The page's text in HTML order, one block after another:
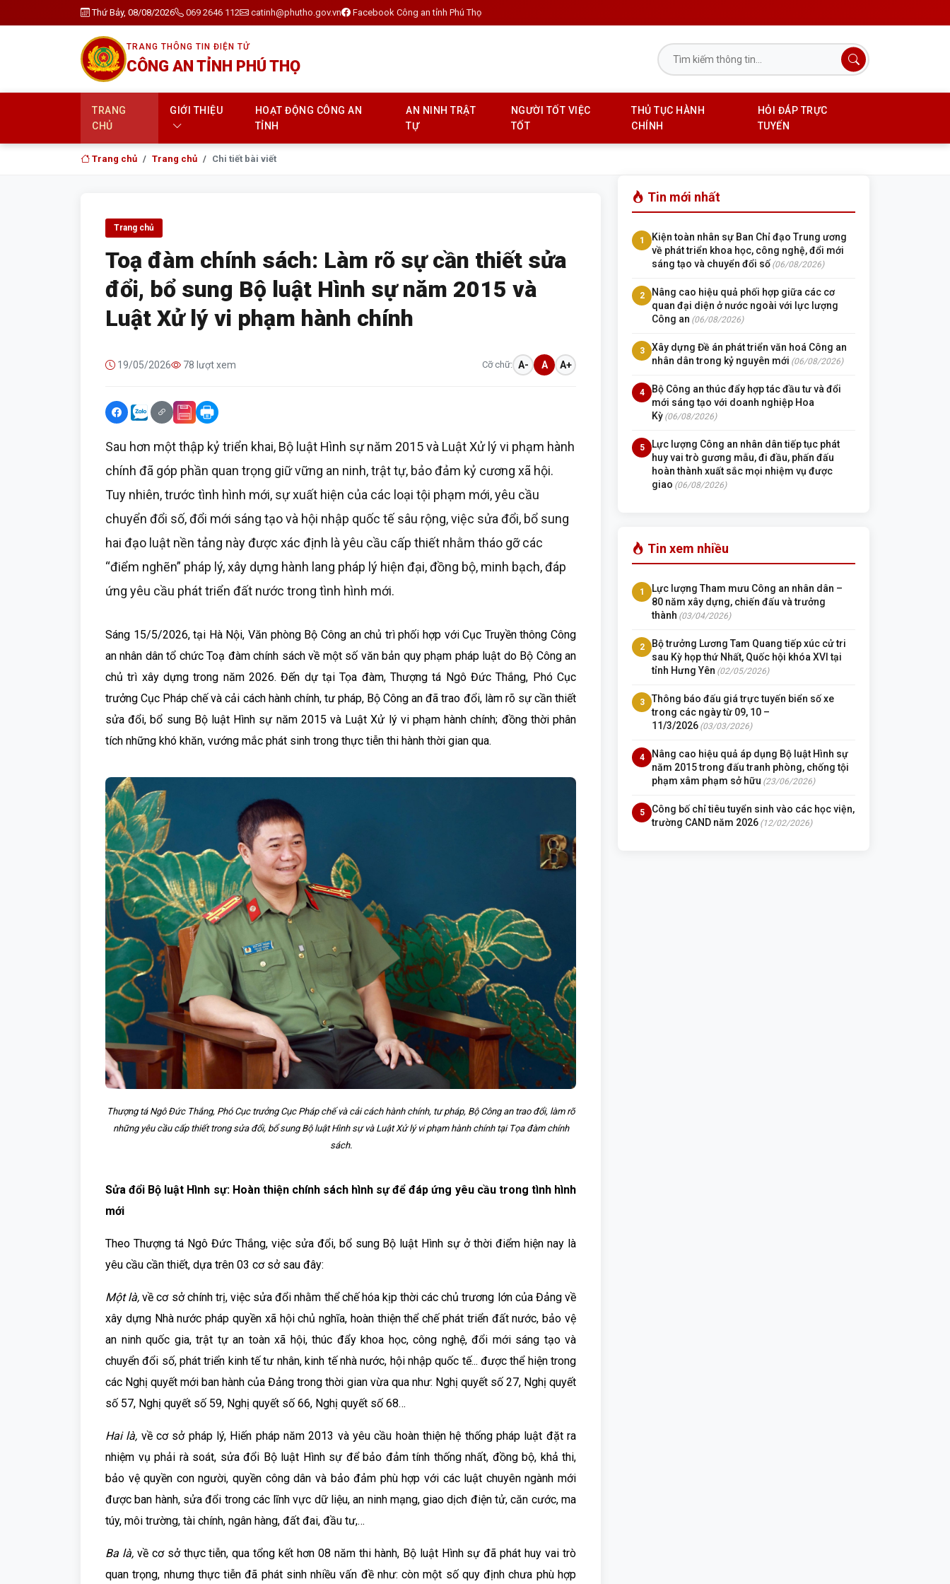
Thứ Bảy, 08/08/2026 069 2646 112 catinh@phutho.gov.vn Facebook Công an tỉnh Phú Thọ
TRANG THÔNG TIN ĐIỆN TỬ
CÔNG AN TỈNH PHÚ THỌ
TRANG
CHỦ
GIỚI THIỆU
HOẠT ĐỘNG CÔNG AN
TỈNH
AN NINH TRẬT
TỰ
NGƯỜI TỐT VIỆC
TỐT
THỦ TỤC HÀNH
CHÍNH
HỎI ĐÁP TRỰC
TUYẾN
Trang chủ Trang chủ Chi tiết bài viết
Trang chủ
Toạ đàm chính sách: Làm rõ sự cần thiết sửa
đổi, bổ sung Bộ luật Hình sự năm 2015 và
Luật Xử lý vi phạm hành chính
19/05/2026 78 lượt xem Cỡ chữ: A- A A+
Sau hơn một thập kỷ triển khai, Bộ luật Hình sự năm 2015 và Luật Xử lý vi phạm hành
chính đã góp phần quan trọng giữ vững an ninh, trật tự, bảo đảm kỷ cương xã hội.
Tuy nhiên, trước tình hình mới, sự xuất hiện của các loại tội phạm mới, yêu cầu
chuyển đổi số, đổi mới sáng tạo và hội nhập quốc tế sâu rộng, việc sửa đổi, bổ sung
hai đạo luật nền tảng này được xác định là yêu cầu cấp thiết nhằm tháo gỡ các
“điểm nghẽn” pháp lý, xây dựng hành lang pháp lý hiện đại, đồng bộ, minh bạch, đáp
ứng yêu cầu phát triển đất nước trong tình hình mới.
Sáng 15/5/2026, tại Hà Nội, Văn phòng Bộ Công an chủ trì phối hợp với Cục Truyền thông Công
an nhân dân tổ chức Toạ đàm chính sách về một số văn bản quy phạm pháp luật do Bộ Công an
chủ trì xây dựng trong năm 2026. Đến dự tại Tọa đàm, Thượng tá Ngô Đức Thắng, Phó Cục
trưởng Cục Pháp chế và cải cách hành chính, tư pháp, Bộ Công an đã trao đổi, làm rõ sự cần thiết
sửa đổi, bổ sung Bộ luật Hình sự năm 2015 và Luật Xử lý vi phạm hành chính; đồng thời phân
tích những khó khăn, vướng mắc phát sinh trong thực tiễn thi hành thời gian qua.
Thượng tá Ngô Đức Thắng, Phó Cục trưởng Cục Pháp chế và cải cách hành chính, tư pháp, Bộ Công an trao đổi, làm rõ
những yêu cầu cấp thiết trong sửa đổi, bổ sung Bộ luật Hình sự và Luật Xử lý vi phạm hành chính tại Tọa đàm chính
sách.
Sửa đổi Bộ luật Hình sự: Hoàn thiện chính sách hình sự để đáp ứng yêu cầu trong tình hình
mới
Theo Thượng tá Ngô Đức Thắng, việc sửa đổi, bổ sung Bộ luật Hình sự ở thời điểm hiện nay là
yêu cầu cần thiết, dựa trên 03 cơ sở sau đây:
Một là,về cơ sở chính trị, việc sửa đổi nhằm thể chế hóa kịp thời các chủ trương lớn của Đảng về
xây dựng Nhà nước pháp quyền xã hội chủ nghĩa, hoàn thiện thể chế phát triển đất nước, bảo vệ
an ninh quốc gia, trật tự an toàn xã hội, thúc đẩy khoa học, công nghệ, đổi mới sáng tạo và
chuyển đổi số, phát triển kinh tế tư nhân, kinh tế nhà nước, hội nhập quốc tế... được thể hiện trong
các Nghị quyết mới ban hành của Đảng trong thời gian vừa qua như: Nghị quyết số 27, Nghị quyết
số 57, Nghị quyết số 59, Nghị quyết số 66, Nghị quyết số 68…
Hai là, về cơ sở pháp lý, Hiến pháp năm 2013 và yêu cầu hoàn thiện hệ thống pháp luật đặt ra
nhiệm vụ phải rà soát, sửa đổi Bộ luật Hình sự để bảo đảm tính thống nhất, đồng bộ, khả thi,
bảo vệ quyền con người, quyền công dân và bảo đảm phù hợp với các luật chuyên ngành mới
được ban hành, sửa đổi trong các lĩnh vực dữ liệu, an ninh mạng, giao dịch điện tử, căn cước, ma
túy, môi trường, tài chính, ngân hàng, đất đai, đầu tư,…
Ba là,về cơ sở thực tiễn, qua tổng kết hơn 08 năm thi hành, Bộ luật Hình sự đã phát huy vai trò
quan trọng, nhưng thực tiễn đã phát sinh nhiều vấn đề như: còn một số quy định chưa phù hợp
Tin mới nhất
1
Kiện toàn nhân sự Ban Chỉ đạo Trung ương
về phát triển khoa học, công nghệ, đổi mới
sáng tạo và chuyển đổi số (06/08/2026)
2
Nâng cao hiệu quả phối hợp giữa các cơ
quan đại diện ở nước ngoài với lực lượng
Công an (06/08/2026)
3
Xây dựng Đề án phát triển văn hoá Công an
nhân dân trong kỷ nguyên mới (06/08/2026)
4
Bộ Công an thúc đẩy hợp tác đầu tư và đổi
mới sáng tạo với doanh nghiệp Hoa
Kỳ (06/08/2026)
5
Lực lượng Công an nhân dân tiếp tục phát
huy vai trò gương mẫu, đi đầu, phấn đấu
hoàn thành xuất sắc mọi nhiệm vụ được
giao (06/08/2026)
Tin xem nhiều
1
Lực lượng Tham mưu Công an nhân dân –
80 năm xây dựng, chiến đấu và trưởng
thành (03/04/2026)
2
Bộ trưởng Lương Tam Quang tiếp xúc cử tri
sau Kỳ họp thứ Nhất, Quốc hội khóa XVI tại
tỉnh Hưng Yên (02/05/2026)
3
Thông báo đấu giá trực tuyến biển số xe
trong các ngày từ 09, 10 –
11/3/2026 (03/03/2026)
4
Nâng cao hiệu quả áp dụng Bộ luật Hình sự
năm 2015 trong đấu tranh phòng, chống tội
phạm xâm phạm sở hữu (23/06/2026)
5
Công bố chỉ tiêu tuyển sinh vào các học viện,
trường CAND năm 2026 (12/02/2026)